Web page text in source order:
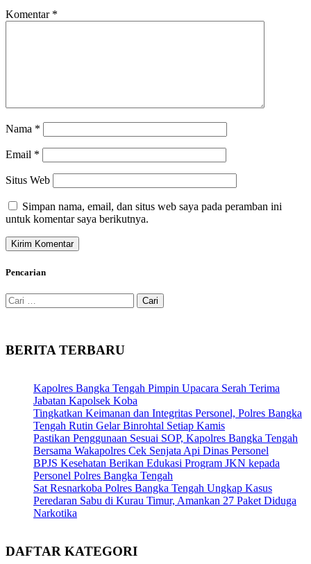
Komentar *
Nama *
Email *
Situs Web
Simpan nama, email, dan situs web saya pada peramban ini
untuk komentar saya berikutnya.
Pencarian
Cari
untuk:
BERITA TERBARU
Kapolres Bangka Tengah Pimpin Upacara Serah Terima
Jabatan Kapolsek Koba
Tingkatkan Keimanan dan Integritas Personel, Polres Bangka
Tengah Rutin Gelar Binrohtal Setiap Kamis
Pastikan Penggunaan Sesuai SOP, Kapolres Bangka Tengah
Bersama Wakapolres Cek Senjata Api Dinas Personel
BPJS Kesehatan Berikan Edukasi Program JKN kepada
Personel Polres Bangka Tengah
Sat Resnarkoba Polres Bangka Tengah Ungkap Kasus
Peredaran Sabu di Kurau Timur, Amankan 27 Paket Diduga
Narkotika
DAFTAR KATEGORI